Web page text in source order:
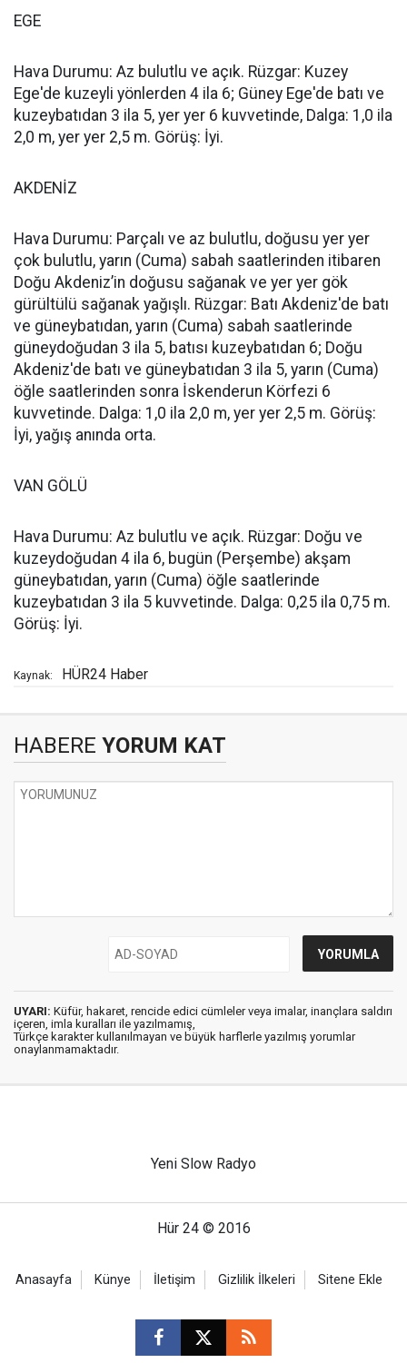
EGE
Hava Durumu: Az bulutlu ve açık. Rüzgar: Kuzey
Ege'de kuzeyli yönlerden 4 ila 6; Güney Ege'de batı ve
kuzeybatıdan 3 ila 5, yer yer 6 kuvvetinde, Dalga: 1,0 ila
2,0 m, yer yer 2,5 m. Görüş: İyi.
AKDENİZ
Hava Durumu: Parçalı ve az bulutlu, doğusu yer yer
çok bulutlu, yarın (Cuma) sabah saatlerinden itibaren
Doğu Akdeniz’in doğusu sağanak ve yer yer gök
gürültülü sağanak yağışlı. Rüzgar: Batı Akdeniz'de batı
ve güneybatıdan, yarın (Cuma) sabah saatlerinde
güneydoğudan 3 ila 5, batısı kuzeybatıdan 6; Doğu
Akdeniz'de batı ve güneybatıdan 3 ila 5, yarın (Cuma)
öğle saatlerinden sonra İskenderun Körfezi 6
kuvvetinde. Dalga: 1,0 ila 2,0 m, yer yer 2,5 m. Görüş:
İyi, yağış anında orta.
VAN GÖLÜ
Hava Durumu: Az bulutlu ve açık. Rüzgar: Doğu ve
kuzeydoğudan 4 ila 6, bugün (Perşembe) akşam
güneybatıdan, yarın (Cuma) öğle saatlerinde
kuzeybatıdan 3 ila 5 kuvvetinde. Dalga: 0,25 ila 0,75 m.
Görüş: İyi.
Kaynak: HÜR24 Haber
HABERE YORUM KAT
UYARI: Küfür, hakaret, rencide edici cümleler veya imalar, inançlara saldırı
içeren, imla kuralları ile yazılmamış,
Türkçe karakter kullanılmayan ve büyük harflerle yazılmış yorumlar
onaylanmamaktadır.
Yeni Slow Radyo
Hür 24 © 2016
Anasayfa Künye İletişim Gizlilik İlkeleri Sitene Ekle